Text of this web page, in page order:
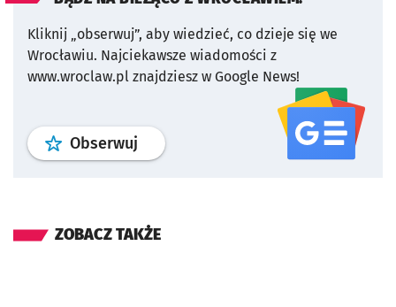
Kliknij „obserwuj”, aby wiedzieć, co dzieje się we
Wrocławiu. Najciekawsze wiadomości z
www.wroclaw.pl znajdziesz w Google News!
Obserwuj profil serwisu
ZOBACZ TAKŻE